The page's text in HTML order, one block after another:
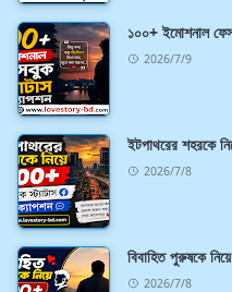
১০০+ ইমোশনাল
2026/7/9
ইটপাথরের শহরকে
2026/7/8
বিবাহিত পুরুষকে
2026/7/8